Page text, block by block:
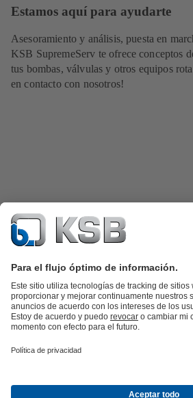
Estamos aquí para ayudarte
Asesoramiento y análisis, puesta en
KSB SupremeServ te ofrece conceptos
tus bombas, válvulas y otros equipos
en contacto con nosotros!
Catálogo de productosRepuestos KSB
KSB SupremeServ: Premium
valvesCestaHerramientas